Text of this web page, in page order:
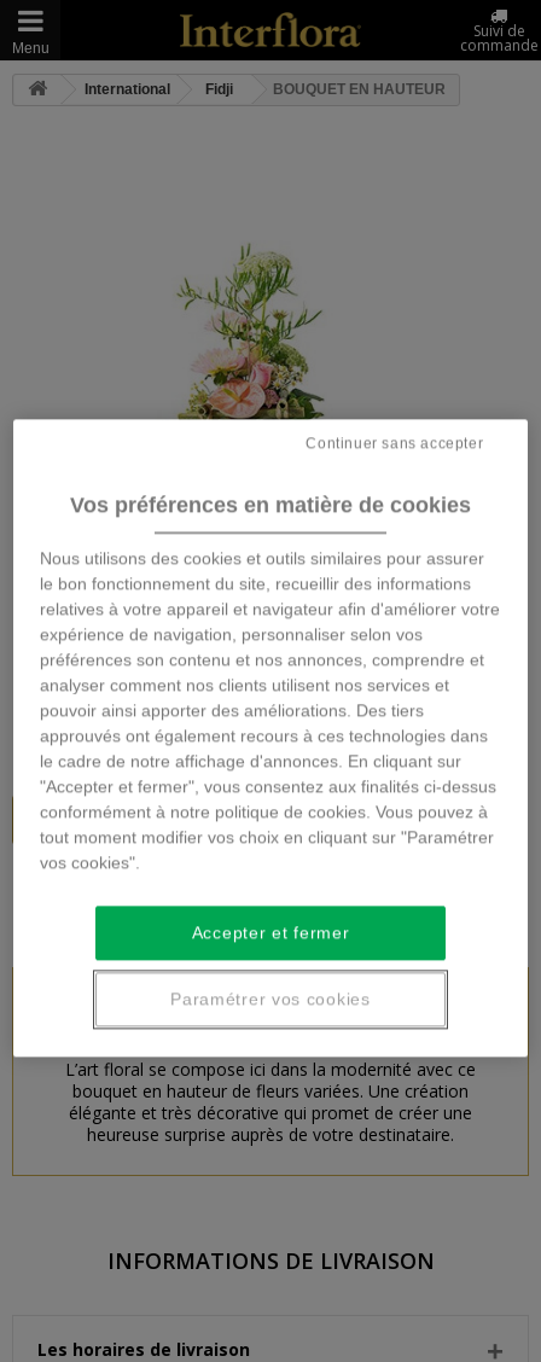
Menu
Suivi de
commande
International Fidji BOUQUET EN HAUTEUR
Agrandir l'image
BOUQUET EN HAUTEUR
Description
55,00 €TTC
Ajouter au panier
DESCRIPTION DU PRODUIT
L’art floral se compose ici dans la modernité avec ce
bouquet en hauteur de fleurs variées. Une création
élégante et très décorative qui promet de créer une
heureuse surprise auprès de votre destinataire.
INFORMATIONS DE LIVRAISON
Les horaires de livraison
Vos préférences en matière de cookies
Nous utilisons des cookies et outils similaires pour assurer
le bon fonctionnement du site, recueillir des informations
relatives à votre appareil et navigateur afin d'améliorer votre
expérience de navigation, personnaliser selon vos
préférences son contenu et nos annonces, comprendre et
analyser comment nos clients utilisent nos services et
pouvoir ainsi apporter des améliorations. Des tiers
approuvés ont également recours à ces technologies dans
le cadre de notre affichage d'annonces. En cliquant sur
"Accepter et fermer", vous consentez aux finalités ci-dessus
conformément à notre politique de cookies. Vous pouvez à
tout moment modifier vos choix en cliquant sur "Paramétrer
vos cookies".
Continuer sans accepter
Accepter et fermer
Paramétrer vos cookies